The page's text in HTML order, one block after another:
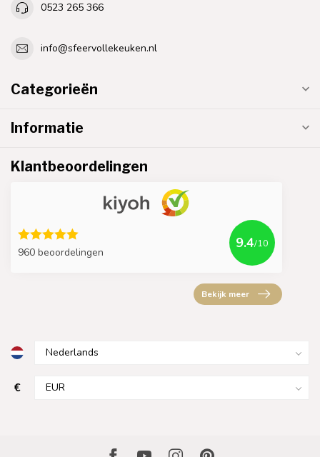
0523 265 366
info@sfeervollekeuken.nl
Categorieën
Informatie
Klantbeoordelingen
960 beoordelingen
9.4/10
Bekijk meer
€